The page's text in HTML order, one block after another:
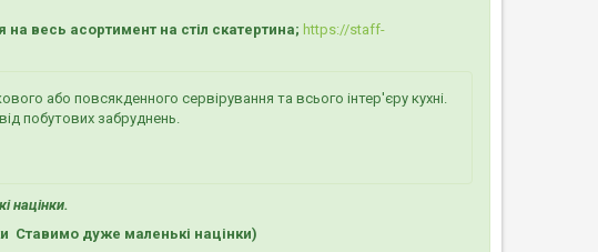
на стіл скатертина; https://staff-
або повсякденного сервірування та всього інтер'єру кухні.
побутових забруднень.
націнки.
Ставимо дуже маленькі націнки)